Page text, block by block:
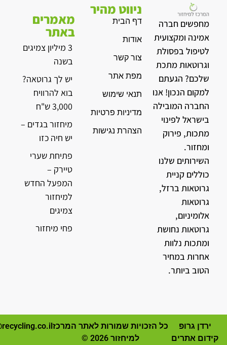
מחפשים חברה
אמינה ומקצועית
לטיפול בפסולת
וגרוטאות מתכת
שלכם? הגעתם
למקום הנכון! אנו
החברה המובילה
בישראל לפינוי
מתכות, פירוק
ומחזור.
השירותים שלנו
כוללים קניית
גרוטאות ברזל,
גרוטאות
אלומיניום,
גרוטאות נחושת
ומתכות נלוות
אחרות במחיר
הטוב ביותר.
ניווט מהיר
דף הבית
אודות
צור קשר
מפת אתר
תנאי שימוש
מדיניות פרטיות
הצהרת נגישות
מאמרים
באתר
3 מיליון צמיגים
בשנה
יש לך גרוטאה?
בוא להרוויח
3,000 ש"ח
מיחזור בגדים –
יש חיה כזו
פתיחת שערי
טיירק –
המפעל החדש
למיחזור
צמיגים
פחי מיחזור
ירדן גרופ
קידום אתרים
כל הזכויות שמורות לאתר המרכז
למיחזור 2026 ©